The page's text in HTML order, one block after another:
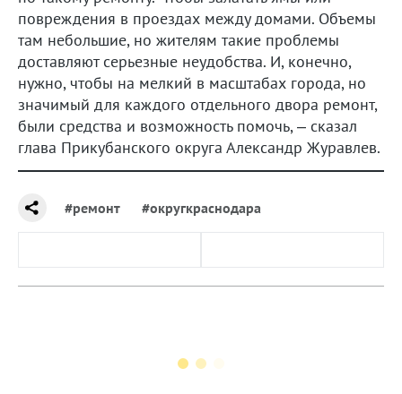
повреждения в проездах между домами. Объемы
там небольшие, но жителям такие проблемы
доставляют серьезные неудобства. И, конечно,
нужно, чтобы на мелкий в масштабах города, но
значимый для каждого отдельного двора ремонт,
были средства и возможность помочь, – сказал
глава Прикубанского округа Александр Журавлев.
#ремонт #округкраснодара